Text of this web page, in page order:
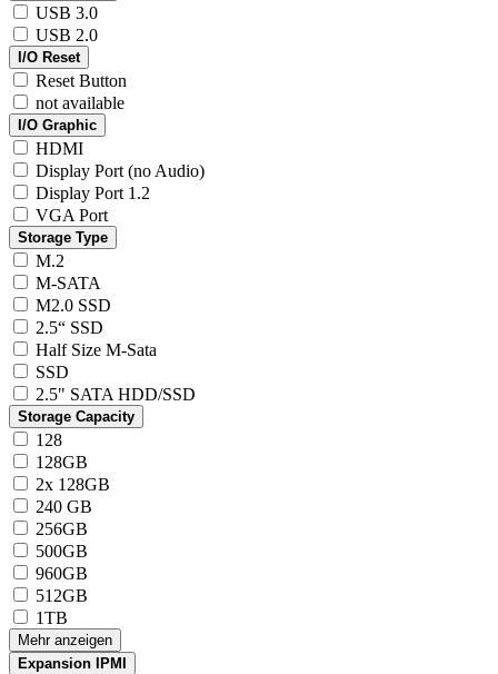
USB 3.0
USB 2.0
I/O Reset
Reset Button
not available
I/O Graphic
HDMI
Display Port (no Audio)
Display Port 1.2
VGA Port
Storage Type
M.2
M-SATA
M2.0 SSD
2.5“ SSD
Half Size M-Sata
SSD
2.5" SATA HDD/SSD
Storage Capacity
128
128GB
2x 128GB
240 GB
256GB
500GB
960GB
512GB
1TB
Mehr anzeigen
Expansion IPMI